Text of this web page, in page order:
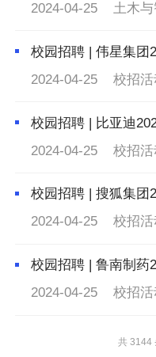
2024-04-25
土木
校园招聘 | 伟星集团
2024-04-25
校招活
校园招聘 | 比亚迪
2024-04-25
校招活
校园招聘 | 搜狐集团
2024-04-25
校招活
校园招聘 | 鲁南制药
2024-04-25
校招活
共 3144